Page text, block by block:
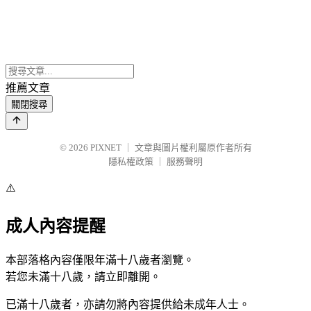
推薦文章
關閉搜尋
© 2026 PIXNET
文章與圖片權利屬原作者所有
隱私權政策
服務聲明
⚠️
成人內容提醒
本部落格內容僅限年滿十八歲者瀏覽。
若您未滿十八歲，請立即離開。
已滿十八歲者，亦請勿將內容提供給未成年人士。